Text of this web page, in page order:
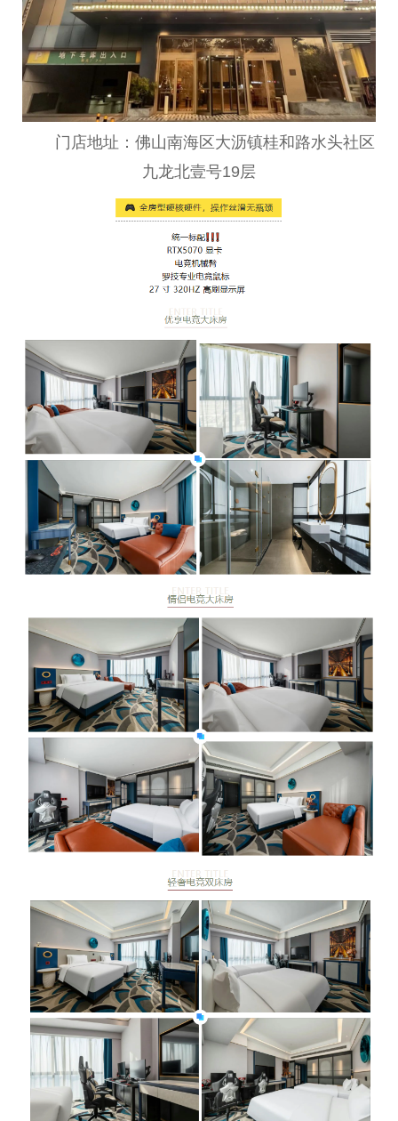
门店地址： 佛山南海区大沥镇桂和路水头社区
九龙北壹号19层